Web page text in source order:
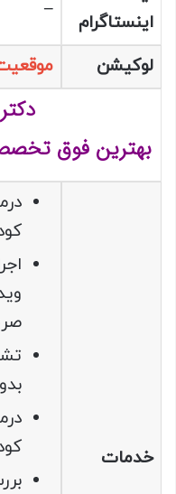
اینستاگرام
–
لوکیشن
بهترین فوق
خدمات